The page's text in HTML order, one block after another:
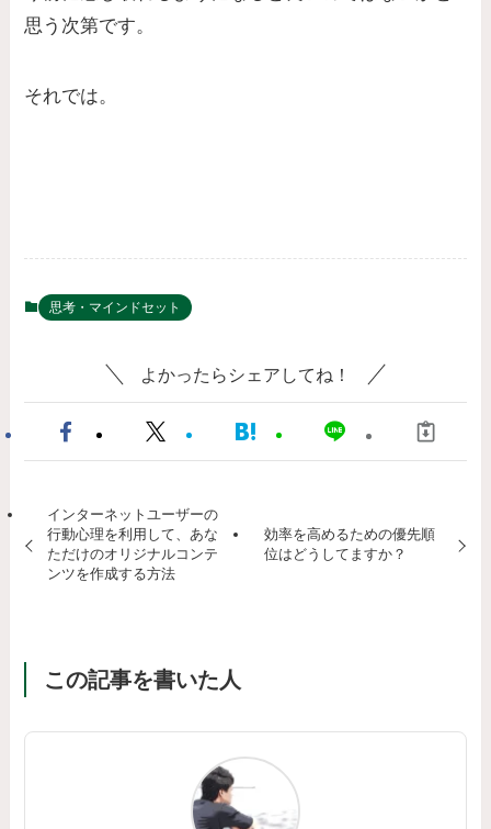
思う次第です。
それでは。
思考・マインドセット
よかったらシェアしてね！
インターネットユーザーの
行動心理を利用して、あな
ただけのオリジナルコンテ
ンツを作成する方法
効率を高めるための優先順
位はどうしてますか？
この記事を書いた人